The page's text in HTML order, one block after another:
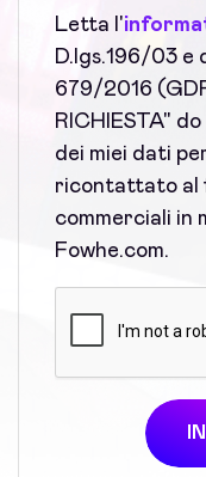
Letta l'
D.lgs.196/03 e
679/2016
RICHIESTA"
dei miei dati
ricontattato al
commerciali in
Fowhe.com.